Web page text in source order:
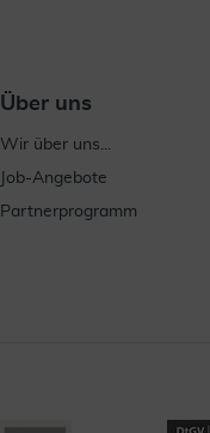
Über uns
Wir über uns...
Job-Angebote
Partnerprogramm